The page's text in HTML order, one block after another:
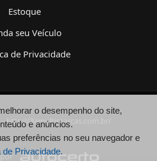
Estoque
seu Veículo
de Privacidade
http://3amultimarcas.com.br/
o desempenho do site,
e anúncios.
preferências no seu navegador e
de Privacidade.